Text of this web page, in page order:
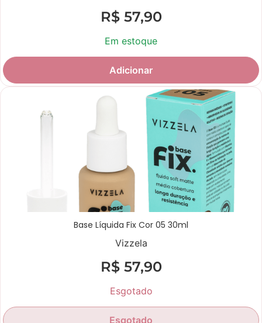
R$57,90
Em estoque
Adicionar
Base Líquida Fix Cor 05 30ml
Vizzela
R$57,90
Esgotado
Esgotado